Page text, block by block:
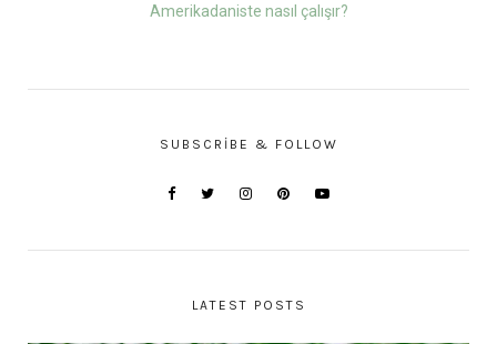
Amerikadaniste nasıl çalışır?
SUBSCRIBE & FOLLOW
LATEST POSTS